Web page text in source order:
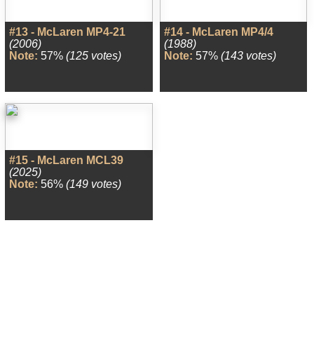
#13 - McLaren MP4-21
(2006)
Note: 57% (125 votes)
#14 - McLaren MP4/4
(1988)
Note: 57% (143 votes)
#15 - McLaren MCL39
(2025)
Note: 56% (149 votes)